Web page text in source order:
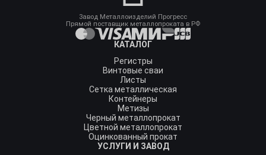
Завод Металлоизделий Прогресс
Прямой поставщик металлопроката в РФ
КАТАЛОГ
Регистры
Винтовые сваи
Листы
Сетка металлическая
Контейнеры
Метизы
Черный металлопрокат
Цветной металлопрокат
Оцинкованный прокат
УСЛУГИ И ЗАВОД